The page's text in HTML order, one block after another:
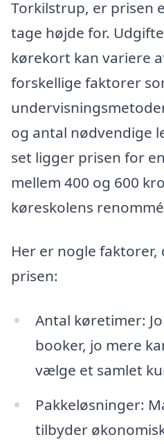
Torkilstrup, er prisen
tage højde for.
kørekort kan variere
forskellige faktorer
og antal nødvendige
set ligger prisen for
mellem 400 og 600
køreskolens
Her er nogle faktorer,
prisen:
Antal køretimer:
booker, jo mere
vælge et samlet
Pakkeløsninger:
tilbyder